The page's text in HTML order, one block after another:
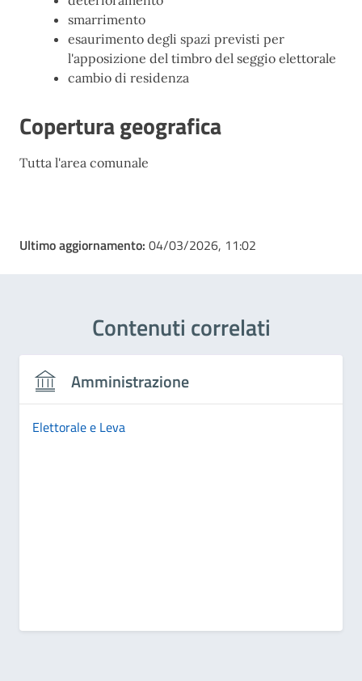
smarrimento
esaurimento degli spazi previsti per
l'apposizione del timbro del seggio elettorale
cambio di residenza
Copertura geografica
Tutta l'area comunale
Ultimo aggiornamento: 04/03/2026, 11:02
Contenuti correlati
Amministrazione
Elettorale e Leva